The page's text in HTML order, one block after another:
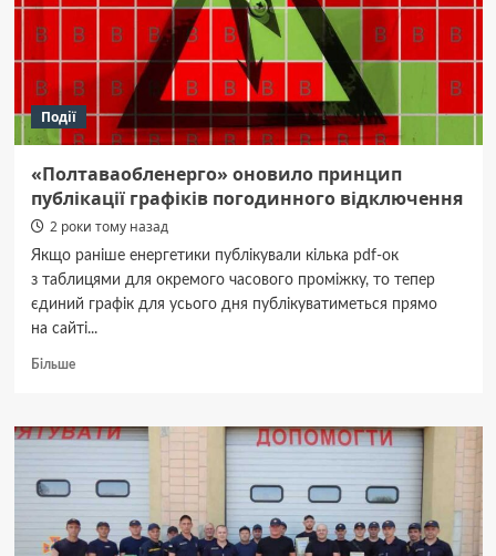
збив
на
жінку
та
втік
Події
«Полтаваобленерго» оновило принцип
публікації графіків погодинного відключення
2 роки тому назад
Якщо раніше енергетики публікували кілька pdf-ок
з таблицями для окремого часового проміжку, то тепер
єдиний графік для усього дня публікуватиметься прямо
на сайті...
БільшеДокладніше
оновило
принцип
графіків
відключення